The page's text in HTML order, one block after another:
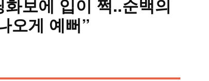
화보에 입이 쩍..순백의
오게 예뻐”